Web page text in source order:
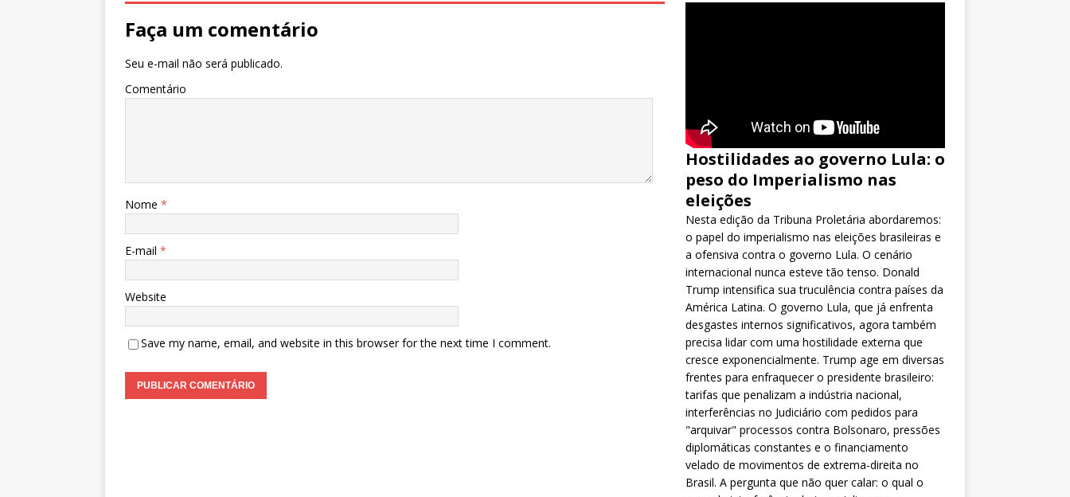
Faça um comentário
Seu e-mail não será publicado.
Comentário
Nome *
E-mail *
Website
Save my name, email, and website in this browser for the next time I comment.
Hostilidades ao governo Lula: o
peso do Imperialismo nas
eleições
Nesta edição da Tribuna Proletária abordaremos:
o papel do imperialismo nas eleições brasileiras e
a ofensiva contra o governo Lula. O cenário
internacional nunca esteve tão tenso. Donald
Trump intensifica sua truculência contra países da
América Latina. O governo Lula, que já enfrenta
desgastes internos significativos, agora também
precisa lidar com uma hostilidade externa que
cresce exponencialmente. Trump age em diversas
frentes para enfraquecer o presidente brasileiro:
tarifas que penalizam a indústria nacional,
interferências no Judiciário com pedidos para
"arquivar" processos contra Bolsonaro, pressões
diplomáticas constantes e o financiamento
velado de movimentos de extrema-direita no
Brasil. A pergunta que não quer calar: o qual o